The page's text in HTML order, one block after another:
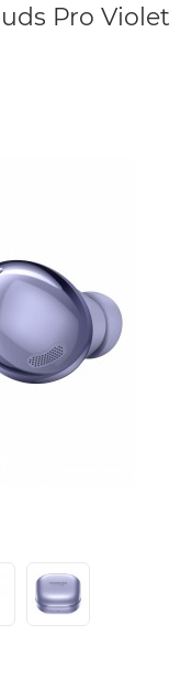
Pro Violet